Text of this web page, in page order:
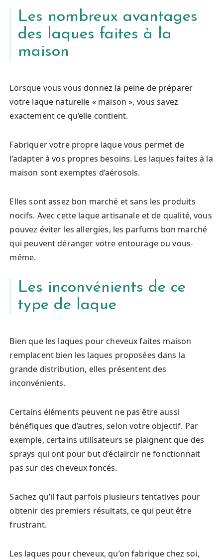
Les nombreux avantages
des laques faites à la
maison
Lorsque vous vous donnez la peine de préparer
votre laque naturelle « maison », vous savez
exactement ce qu’elle contient.
Fabriquer votre propre laque vous permet de
l’adapter à vos propres besoins. Les laques faites à la
maison sont exemptes d’aérosols.
Elles sont assez bon marché et sans les produits
nocifs. Avec cette laque artisanale et de qualité, vous
pouvez éviter les allergies, les parfums bon marché
qui peuvent déranger votre entourage ou vous-
même.
Les inconvénients de ce
type de laque
Bien que les laques pour cheveux faites maison
remplacent bien les laques proposées dans la
grande distribution, elles présentent des
inconvénients.
Certains éléments peuvent ne pas être aussi
bénéfiques que d’autres, selon votre objectif. Par
exemple, certains utilisateurs se plaignent que des
sprays qui ont pour but d’éclaircir ne fonctionnait
pas sur des cheveux foncés.
Sachez qu’il faut parfois plusieurs tentatives pour
obtenir des premiers résultats, ce qui peut être
frustrant.
Les laques pour cheveux, qu’on fabrique chez soi,